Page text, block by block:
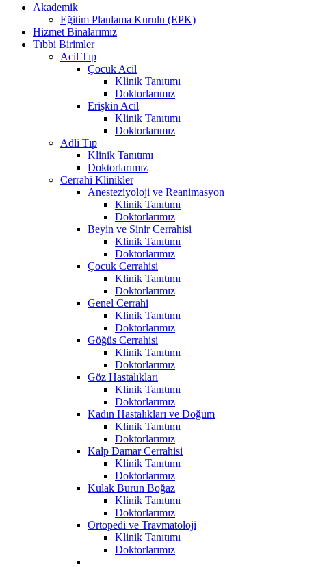
Akademik
Eğitim Planlama Kurulu (EPK)
Hizmet Binalarımız
Tıbbi Birimler
Acil Tıp
Çocuk Acil
Klinik Tanıtımı
Doktorlarımız
Erişkin Acil
Klinik Tanıtımı
Doktorlarımız
Adli Tıp
Klinik Tanıtımı
Doktorlarımız
Cerrahi Klinikler
Anesteziyoloji ve Reanimasyon
Klinik Tanıtımı
Doktorlarımız
Beyin ve Sinir Cerrahisi
Klinik Tanıtımı
Doktorlarımız
Çocuk Cerrahisi
Klinik Tanıtımı
Doktorlarımız
Genel Cerrahi
Klinik Tanıtımı
Doktorlarımız
Göğüs Cerrahisi
Klinik Tanıtımı
Doktorlarımız
Göz Hastalıkları
Klinik Tanıtımı
Doktorlarımız
Kadın Hastalıkları ve Doğum
Klinik Tanıtımı
Doktorlarımız
Kalp Damar Cerrahisi
Klinik Tanıtımı
Doktorlarımız
Kulak Burun Boğaz
Klinik Tanıtımı
Doktorlarımız
Ortopedi ve Travmatoloji
Klinik Tanıtımı
Doktorlarımız